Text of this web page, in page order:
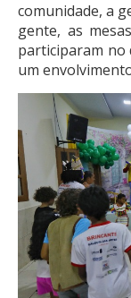
comunidade, a
gente, as
participaram no
um